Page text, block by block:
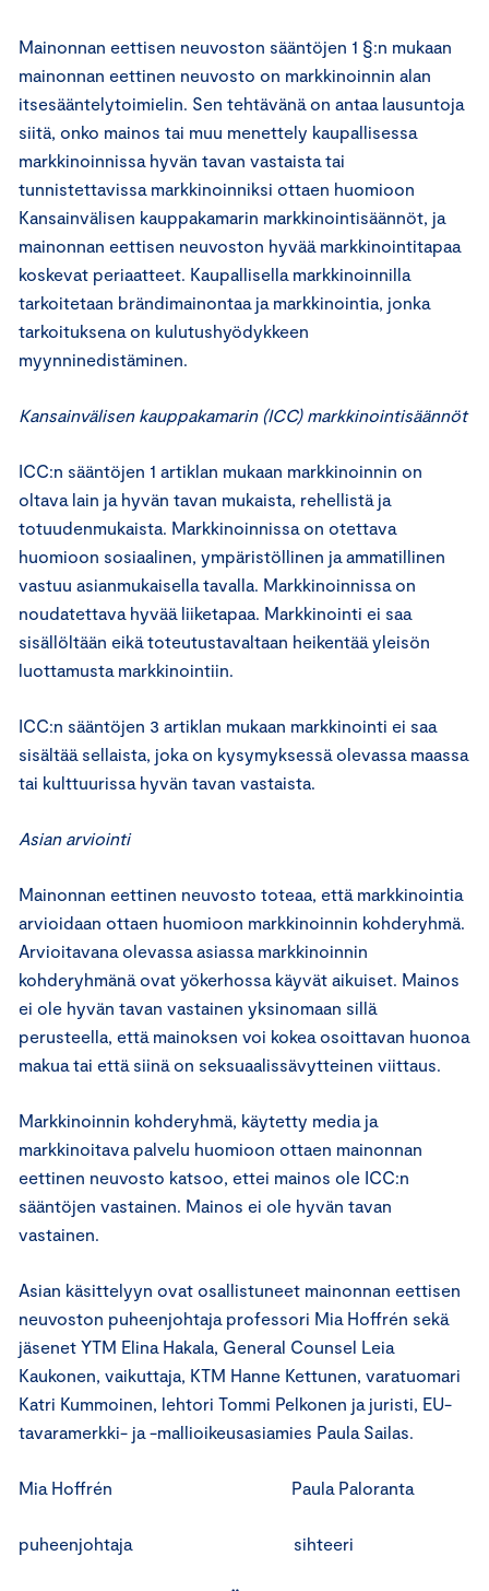
Mainonnan eettisen neuvoston sääntöjen 1 §:n mukaan
mainonnan eettinen neuvosto on markkinoinnin alan
itsesääntelytoimielin. Sen tehtävänä on antaa lausuntoja
siitä, onko mainos tai muu menettely kaupallisessa
markkinoinnissa hyvän tavan vastaista tai
tunnistettavissa markkinoinniksi ottaen huomioon
Kansainvälisen kauppakamarin markkinointisäännöt, ja
mainonnan eettisen neuvoston hyvää markkinointitapaa
koskevat periaatteet. Kaupallisella markkinoinnilla
tarkoitetaan brändimainontaa ja markkinointia, jonka
tarkoituksena on kulutushyödykkeen
myynninedistäminen.
Kansainvälisen kauppakamarin (ICC) markkinointisäännöt
ICC:n sääntöjen 1 artiklan mukaan markkinoinnin on
oltava lain ja hyvän tavan mukaista, rehellistä ja
totuudenmukaista. Markkinoinnissa on otettava
huomioon sosiaalinen, ympäristöllinen ja ammatillinen
vastuu asianmukaisella tavalla. Markkinoinnissa on
noudatettava hyvää liiketapaa. Markkinointi ei saa
sisällöltään eikä toteutustavaltaan heikentää yleisön
luottamusta markkinointiin.
ICC:n sääntöjen 3 artiklan mukaan markkinointi ei saa
sisältää sellaista, joka on kysymyksessä olevassa maassa
tai kulttuurissa hyvän tavan vastaista.
Asian arviointi
Mainonnan eettinen neuvosto toteaa, että markkinointia
arvioidaan ottaen huomioon markkinoinnin kohderyhmä.
Arvioitavana olevassa asiassa markkinoinnin
kohderyhmänä ovat yökerhossa käyvät aikuiset. Mainos
ei ole hyvän tavan vastainen yksinomaan sillä
perusteella, että mainoksen voi kokea osoittavan huonoa
makua tai että siinä on seksuaalissävytteinen viittaus.
Markkinoinnin kohderyhmä, käytetty media ja
markkinoitava palvelu huomioon ottaen mainonnan
eettinen neuvosto katsoo, ettei mainos ole ICC:n
sääntöjen vastainen. Mainos ei ole hyvän tavan
vastainen.
Asian käsittelyyn ovat osallistuneet mainonnan eettisen
neuvoston puheenjohtaja professori Mia Hoffrén sekä
jäsenet YTM Elina Hakala, General Counsel Leia
Kaukonen, vaikuttaja, KTM Hanne Kettunen, varatuomari
Katri Kummoinen, lehtori Tommi Pelkonen ja juristi, EU-
tavaramerkki- ja -mallioikeusasiamies Paula Sailas.
Mia Hoffrén Paula Paloranta
puheenjohtaja sihteeri